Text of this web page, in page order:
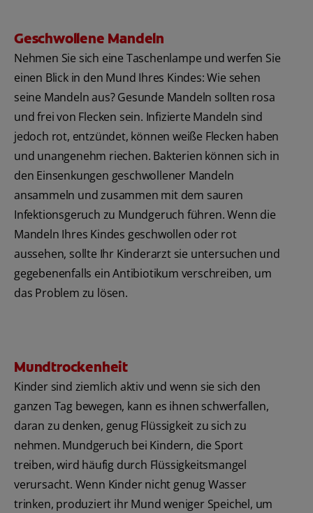
Geschwollene Mandeln
Nehmen Sie sich eine Taschenlampe und werfen Sie
einen Blick in den Mund Ihres Kindes: Wie sehen
seine Mandeln aus? Gesunde Mandeln sollten rosa
und frei von Flecken sein. Infizierte Mandeln sind
jedoch rot, entzündet, können weiße Flecken haben
und unangenehm riechen. Bakterien können sich in
den Einsenkungen geschwollener Mandeln
ansammeln und zusammen mit dem sauren
Infektionsgeruch zu Mundgeruch führen. Wenn die
Mandeln Ihres Kindes geschwollen oder rot
aussehen, sollte Ihr Kinderarzt sie untersuchen und
gegebenenfalls ein Antibiotikum verschreiben, um
das Problem zu lösen.
Mundtrockenheit
Kinder sind ziemlich aktiv und wenn sie sich den
ganzen Tag bewegen, kann es ihnen schwerfallen,
daran zu denken, genug Flüssigkeit zu sich zu
nehmen. Mundgeruch bei Kindern, die Sport
treiben, wird häufig durch Flüssigkeitsmangel
verursacht. Wenn Kinder nicht genug Wasser
trinken, produziert ihr Mund weniger Speichel, um